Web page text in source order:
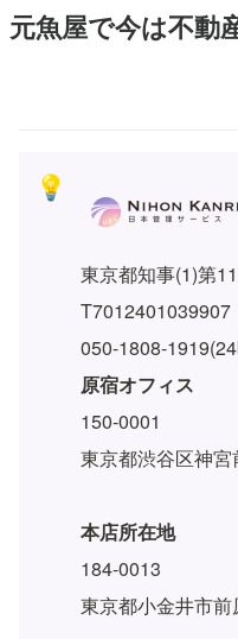
元魚屋で今は不動
💡
東京都知事(1)第
T7012401039907
050-1808-
原宿オフィス
150-0001
東京都渋谷区神
本店所在地
184-0013
東京都小金井市